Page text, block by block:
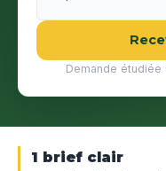
Demande étudiée
1 brief clair